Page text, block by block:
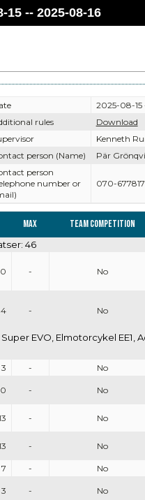
15 -- 2025-08-16
2025-08-
rules
Download
Kenneth
person (Name)
Pär
person
number or
070-
Max Team competition
46
- No
- No
EVO, Elmotorcykel EE1,
3 - No
- No
- No
- No
7 - No
3 - No